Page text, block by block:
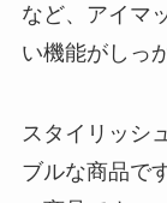
など、アイマ
い機能がしっ
スタイリッシ
ブルな商品で